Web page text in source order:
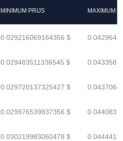
MINIMUM PRIJS MAXIMUM
0.029216069164356 $
0.029483511336545 $
0.029720137325427 $
0.029976539837356 $
0.030219983060478 $